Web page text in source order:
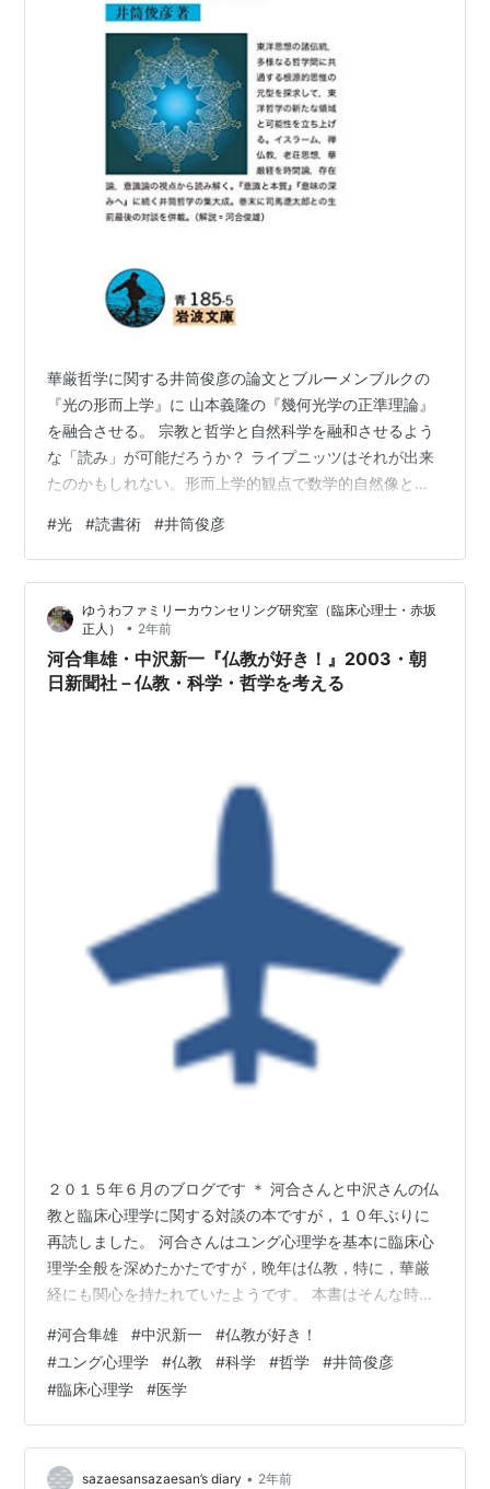
華厳哲学に関する井筒俊彦の論文とブルーメンブルクの
『光の形而上学』に 山本義隆の『幾何光学の正準理論』
を融合させる。 宗教と哲学と自然科学を融和させるよう
な「読み」が可能だろうか？ ライプニッツはそれが出来
たのかもしれない。形而上学的観点で数学的自然像と神
させえたのかもしれない。 事事無碍という個が互いに照
応（光でその特性を反射しあう）世界と真理としての光
のメタファー。これが自然科学での光学の特別なポジシ
ョンにつながる。 波動としての光は最短距離を自ら選び
取り、すべての出来事は光によって相互に時空に点描さ
れる。それがアインシュタインの特殊相対論…
#光 #読書術 #井筒俊彦
ゆうわファミリーカウンセリング研究室（臨床心理士・赤坂
正人）
• 2年前
河合隼雄・中沢新一『仏教が好き！』2003・朝
日新聞社－仏教・科学・哲学を考える
２０１５年６月のブログです ＊ 河合さんと中沢さんの仏
教と臨床心理学に関する対談の本ですが，１０年ぶりに
再読しました。 河合さんはユング心理学を基本に臨床心
理学全般を深めたかたですが，晩年は仏教，特に，華厳
経にも関心を持たれていたようです。 本書はそんな時期
義をお願いし，それを臨床心理学の観点から深めたもの
と言えます。 内容は多岐にわたりますが，西洋哲学と仏
教，キリスト教と仏教，深層心理学と仏教，医学と仏
教，科学と仏教などなど，どれもお二人の真摯な対話が
続きます。 １０年前には読み落としていた点がいっぱい
あり，とても刺激になりました。 じーじも…
#河合隼雄 #中沢新一 #仏教が好き！
#ユング心理学 #仏教 #科学 #哲学 #井筒俊彦
#臨床心理学 #医学
sazaesansazaesan’s diary • 2年前